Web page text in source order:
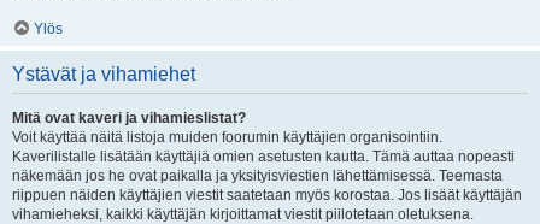
Ylös
Ystävät ja vihamiehet
Mitä ovat kaveri ja vihamieslistat?
Voit käyttää näitä listoja muiden foorumin käyttäjien organisointiin.
Kaverilistalle lisätään käyttäjiä omien asetusten kautta. Tämä auttaa nopeasti
näkemään jos he ovat paikalla ja yksityisviestien lähettämisessä. Teemasta
riippuen näiden käyttäjien viestit saatetaan myös korostaa. Jos lisäät käyttäjän
vihamieheksi, kaikki käyttäjän kirjoittamat viestit piilotetaan oletuksena.